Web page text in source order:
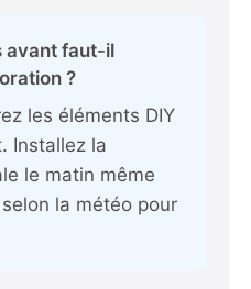
avant faut-il
?
les éléments DIY
Installez la
le matin même
la météo pour